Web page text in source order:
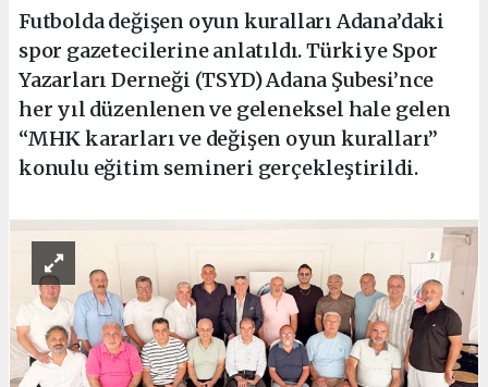
Futbolda değişen oyun kuralları Adana’daki
spor gazetecilerine anlatıldı. Türkiye Spor
Yazarları Derneği (TSYD) Adana Şubesi’nce
her yıl düzenlenen ve geleneksel hale gelen
“MHK kararları ve değişen oyun kuralları”
konulu eğitim semineri gerçekleştirildi.